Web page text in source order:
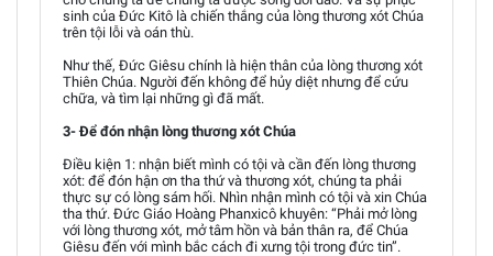
sinh của Đức Kitô là chiến thắng của lòng thương xót Chúa
trên tội lỗi và oán thù.
Như thế, Đức Giêsu chính là hiện thân của lòng thương xót
Thiên Chúa. Người đến không để hủy diệt nhưng để cứu
chữa, và tìm lại những gì đã mất.
3- Để đón nhận lòng thương xót Chúa
Điều kiện 1: nhận biết mình có tội và cần đến lòng thương
xót: để đón hận ơn tha thứ và thương xót, chúng ta phải
thực sự có lòng sám hối. Nhìn nhận mình có tội và xin Chúa
tha thứ. Đức Giáo Hoàng Phanxicô khuyên: “Phải mở lòng
với lòng thương xót, mở tâm hồn và bản thân ra, để Chúa
Giêsu đến với mình bắc cách đi xưng tội trong đức tin”.